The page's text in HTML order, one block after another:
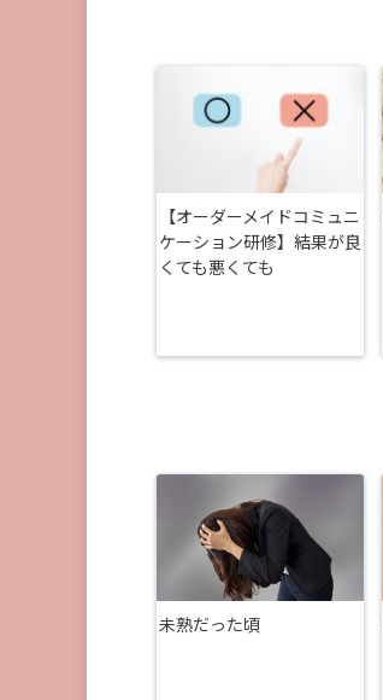
【オーダーメイドコミュニ
ケーション研修】結果が良
くても悪くても
未熟だった頃